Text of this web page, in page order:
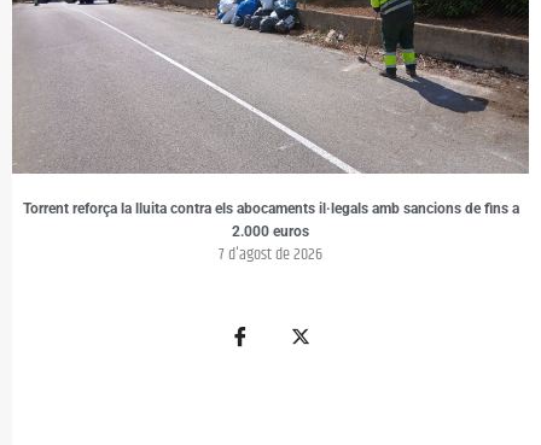
Torrent reforça la lluita contra els abocaments il·legals amb sancions de fins a
2.000 euros
7 d'agost de 2026